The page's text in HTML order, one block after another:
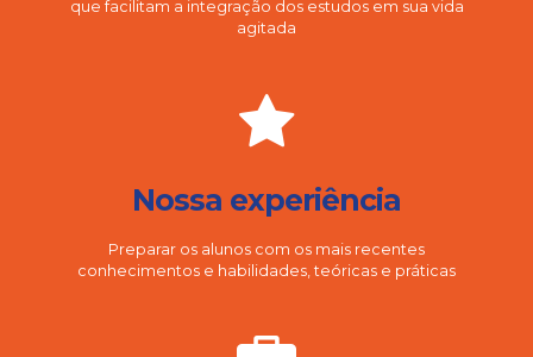
que facilitam a integração dos estudos em sua vida
agitada
Nossa experiência
Preparar os alunos com os mais recentes
conhecimentos e habilidades, teóricas e práticas